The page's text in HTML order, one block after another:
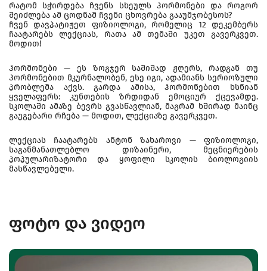
რატომ სჭირდება ჩვენს სხეულს ჰორმონები და როგორ
შეიძლება ამ ცოდნამ ჩვენი ცხოვრება გააუმჯობესოს?
ჩვენ დავპატიჟეთ ფიზიოლოგი, რომელიც 12 დეკემბერს
ჩაატარებს ლექციას, რათა ამ თემაში უკეთ გავერკვეთ.
მოდით!
ჰორმონები — ეს ზოგჯერ საშიშად ჟღერს, რადგან თუ
ჰორმონებით მკურნალობენ, ესე იგი, ადამიანს სერიოზული
პრობლემა აქვს. გარდა ამისა, ჰორმონებით ხსნიან
ყველაფერს: კუნთების ზრდიდან ემოციურ ქცევამდე.
სკოლაში ამაზე ბევრს გვასწავლიან, მაგრამ ხშირად მაინც
გაუგებარი რჩება — მოდით, ლექციაზე გავერკვეთ.
ლექციას ჩაატარებს ანტონ ზახაროვი — ფიზიოლოგი,
საგანმანათლებლო დიზაინერი, მეცნიერების
პოპულარიზატორი და ყოფილი სკოლის ბიოლოგიის
მასწავლებელი.
ფოტო და ვიდეო